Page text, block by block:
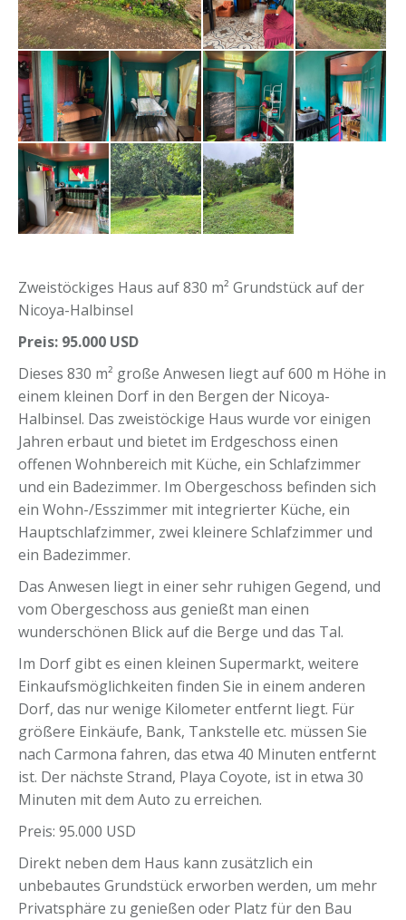
Zweistöckiges Haus auf 830 m² Grundstück auf der
Nicoya-Halbinsel
Preis: 95.000 USD
Dieses 830 m² große Anwesen liegt auf 600 m Höhe in
einem kleinen Dorf in den Bergen der Nicoya-
Halbinsel. Das zweistöckige Haus wurde vor einigen
Jahren erbaut und bietet im Erdgeschoss einen
offenen Wohnbereich mit Küche, ein Schlafzimmer
und ein Badezimmer. Im Obergeschoss befinden sich
ein Wohn-/Esszimmer mit integrierter Küche, ein
Hauptschlafzimmer, zwei kleinere Schlafzimmer und
ein Badezimmer.
Das Anwesen liegt in einer sehr ruhigen Gegend, und
vom Obergeschoss aus genießt man einen
wunderschönen Blick auf die Berge und das Tal.
Im Dorf gibt es einen kleinen Supermarkt, weitere
Einkaufsmöglichkeiten finden Sie in einem anderen
Dorf, das nur wenige Kilometer entfernt liegt. Für
größere Einkäufe, Bank, Tankstelle etc. müssen Sie
nach Carmona fahren, das etwa 40 Minuten entfernt
ist. Der nächste Strand, Playa Coyote, ist in etwa 30
Minuten mit dem Auto zu erreichen.
Preis: 95.000 USD
Direkt neben dem Haus kann zusätzlich ein
unbebautes Grundstück erworben werden, um mehr
Privatsphäre zu genießen oder Platz für den Bau